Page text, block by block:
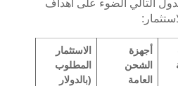
التالي الضوء على أهداف
أجهزة
الشحن
العامة
الاستثمار
المطلوب
(بالدولار